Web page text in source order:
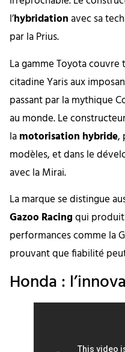
l’hybridationavec sa
par la Prius.
La gamme Toyota couvre
citadine Yaris aux
passant par la mythique
au monde. Le
lamotorisation hybride,
modèles, et dans le
avec la Mirai.
La marque se distingue
Gazoo Racingqui
performances comme la
prouvant que fiabilité
Honda :